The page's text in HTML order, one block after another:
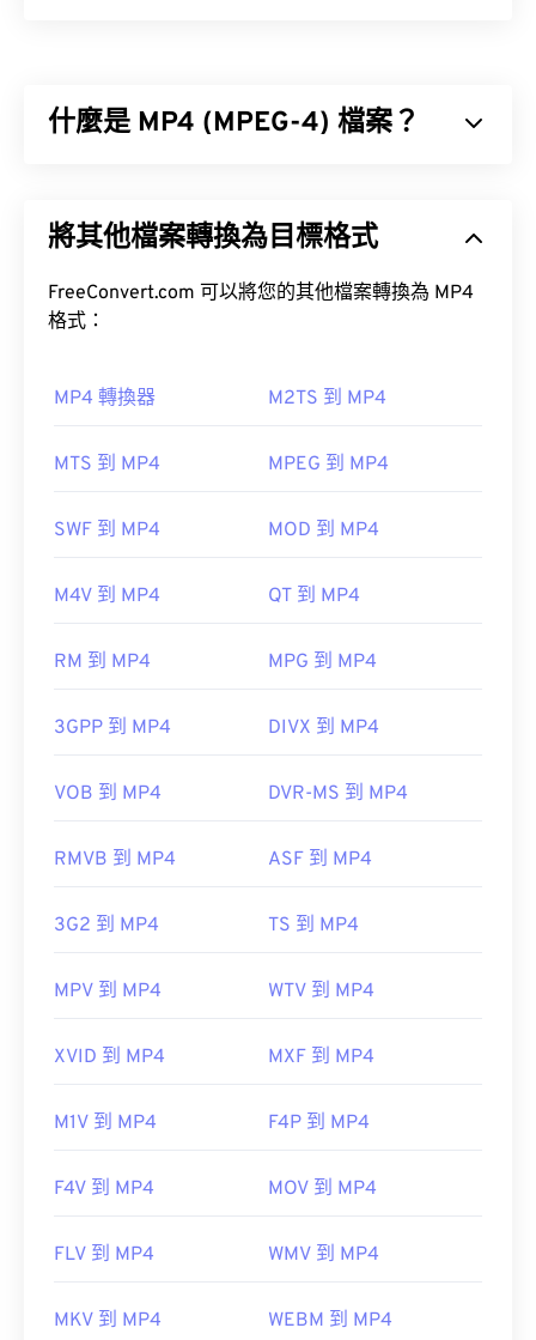
目的是在應用程式、軟體和硬體之間共享音樂資訊
如何開啟 MIDI 檔案？
開啟 MIDI 檔案的最佳程式是Awave Studio和
Audacity
開源
Windows Media Player
Karaoke Player
開發者：
實用連結：
什麼是 MP4 (MPEG-4) 檔案？
統相容，使用編解碼器來壓縮檔案大小，從而產生易
用於在網路上進行串流媒體播放，例如在 YouTube
上。許多人認為 MP4 是當今最好的視訊格式之一。
MP4 檔案會在作業系統的預設視訊播放器中開啟。
Windows Player 中開
在某些裝置上，尤其是行動裝置上，開啟這種檔案類
料（音訊或視訊編解碼器）與裝置的作業系統不相
VLC 媒體播放器
標準：ISO/IEC 14496
https://en.wikipedia.org/wiki/MPEG-4
4.html
將其他檔案轉換為目標格式
FreeConvert.com 可以將您的其他檔案轉換為 MP4
格式：
MP4 轉換器 M2TS 到 MP4
MTS 到 MP4 MPEG 到 MP4
SWF 到 MP4 MOD 到 MP4
M4V 到 MP4 QT 到 MP4
RM 到 MP4 MPG 到 MP4
3GPP 到 MP4 DIVX 到 MP4
VOB 到 MP4 DVR-MS 到 MP4
RMVB 到 MP4 ASF 到 MP4
3G2 到 MP4 TS 到 MP4
MPV 到 MP4 WTV 到 MP4
XVID 到 MP4 MXF 到 MP4
M1V 到 MP4 F4P 到 MP4
F4V 到 MP4 MOV 到 MP4
FLV 到 MP4 WMV 到 MP4
MKV 到 MP4 WEBM 到 MP4